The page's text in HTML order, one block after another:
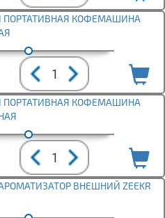
ПОРТАТИВНАЯ КОФЕМАШИНА
ПОРТАТИВНАЯ КОФЕМАШИНА
ВНЕШНИЙ ZEEKR